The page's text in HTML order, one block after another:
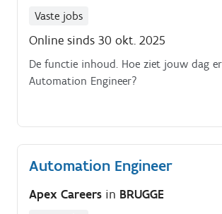
Vaste jobs
Online sinds 30 okt. 2025
De functie inhoud. Hoe ziet jouw dag
Automation Engineer?
Automation Engineer
Apex Careers in BRUGGE